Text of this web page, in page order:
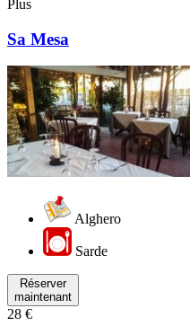
Plus
Sa Mesa
Alghero
Sarde
Réserver
maintenant
28 €